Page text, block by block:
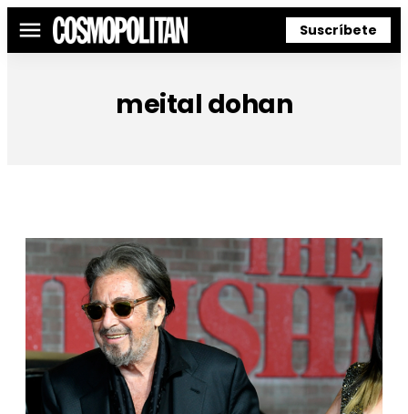
Menú Suscríbete
meital dohan